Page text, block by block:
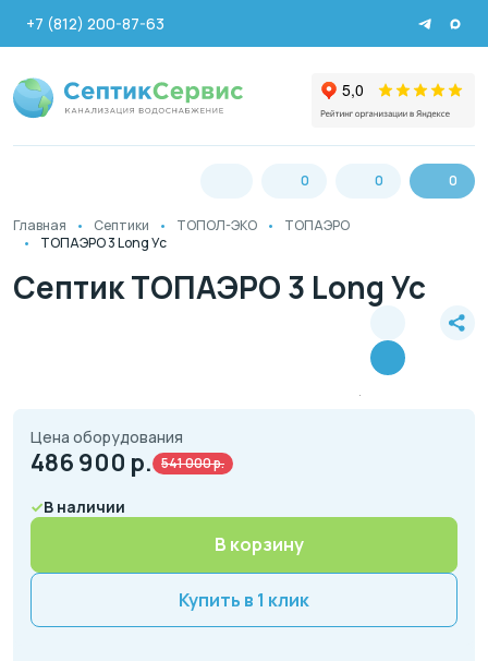
+7 (812) 200-87-63
0 0 0
Главная Септики ТОПОЛ-ЭКО
ТОПАЭРО
ТОПАЭРО 3 Long Ус
Септик ТОПАЭРО 3 Long Ус
Цена оборудования
486 900 р. 541 000 р.
В наличии
В корзину
Купить в 1 клик